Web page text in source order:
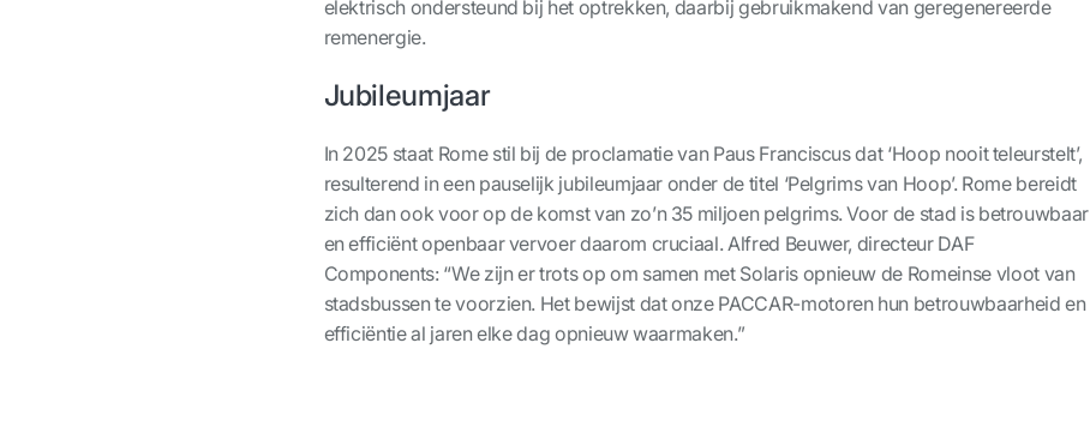
elektrisch ondersteund bij het optrekken, daarbij gebruikmakend van geregenereerde
remenergie.
Jubileumjaar
In 2025 staat Rome stil bij de proclamatie van Paus Franciscus dat ‘Hoop nooit teleurstelt’,
resulterend in een pauselijk jubileumjaar onder de titel ‘Pelgrims van Hoop’. Rome bereidt
zich dan ook voor op de komst van zo’n 35 miljoen pelgrims. Voor de stad is betrouwbaar
en efficiënt openbaar vervoer daarom cruciaal. Alfred Beuwer, directeur DAF
Components: “We zijn er trots op om samen met Solaris opnieuw de Romeinse vloot van
stadsbussen te voorzien. Het bewijst dat onze PACCAR-motoren hun betrouwbaarheid en
efficiëntie al jaren elke dag opnieuw waarmaken.”